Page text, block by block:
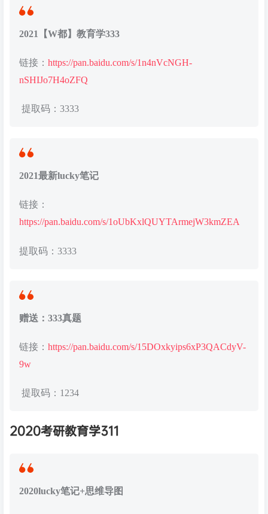
2021【W都】教育学333
链接： https://pan.baidu.com/s/1n4nVcNGH-
nSHIJo7H4oZFQ
提取码：3333
2021最新lucky笔记
链接：
https://pan.baidu.com/s/1oUbKxlQUYTArmejW3kmZEA
提取码：3333
赠送：333真题
链接： https://pan.baidu.com/s/15DOxkyips6xP3QACdyV-
9w
提取码：1234
2020考研教育学311
2020lucky笔记+思维导图